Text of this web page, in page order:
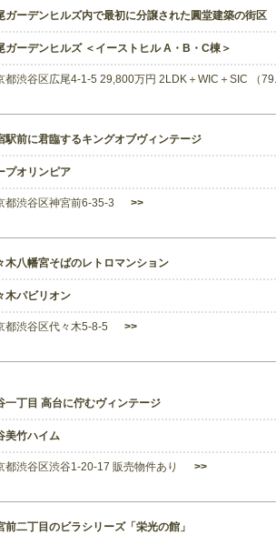
ガーデンヒルズ内で最初に分譲された圓堂建築の街区
ガーデンヒルズ ＜イーストヒル A・B・C棟＞
都渋谷区広尾4-1-5 29,800万円 2LDK＋WIC＋SIC （
駅前に君臨するキングオブヴィンテージ
プオリンピア
都渋谷区神宮前6-35-3 >>
木八幡宮そばのレトロマンション
木パビリオン
都渋谷区代々木5-8-5 >>
一丁目 高台に佇むヴィンテージ
美竹ハイム
都渋谷区渋谷1-20-17 販売物件あり >>
前二丁目のビラシリーズ「栄光の館」